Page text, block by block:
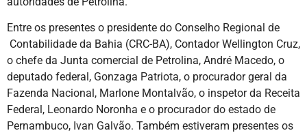
Entre os presentes o presidente do Conselho Regional de
Contabilidade da Bahia (CRC-BA), Contador Wellington Cruz,
o chefe da Junta comercial de Petrolina, André Macedo, o
deputado federal, Gonzaga Patriota, o procurador geral da
Fazenda Nacional, Marlone Montalvão, o inspetor da Receita
Federal, Leonardo Noronha e o procurador do estado de
Pernambuco, Ivan Galvão. Também estiveram presentes os